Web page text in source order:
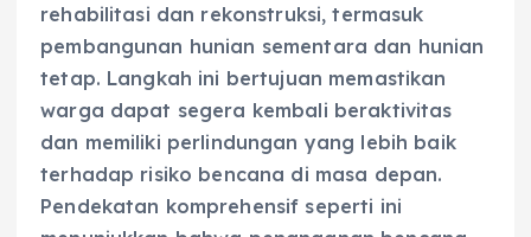
rehabilitasi dan rekonstruksi, termasuk
pembangunan hunian sementara dan hunian
tetap. Langkah ini bertujuan memastikan
warga dapat segera kembali beraktivitas
dan memiliki perlindungan yang lebih baik
terhadap risiko bencana di masa depan.
Pendekatan komprehensif seperti ini